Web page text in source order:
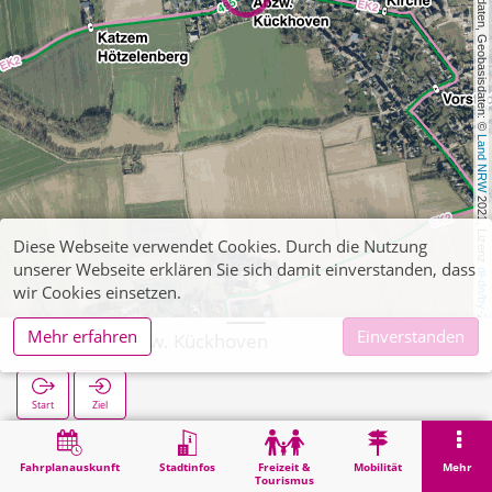
, Kartendaten, Geobasisdaten: ©
Land NRW
2021, Lizenz
dl-de/by-2-0
Fahrplanauskunft Stadtinfos
Freizeit &
Tourismus
Mobilität Mehr
Katzem Abzw. Kückhoven
Start Ziel
Suche Katzem Abzw. Kückhoven
Diese Webseite verwendet Cookies. Durch die Nutzung
unserer Webseite erklären Sie sich damit einverstanden, dass
wir Cookies einsetzen.
Mehr erfahren
Einverstanden